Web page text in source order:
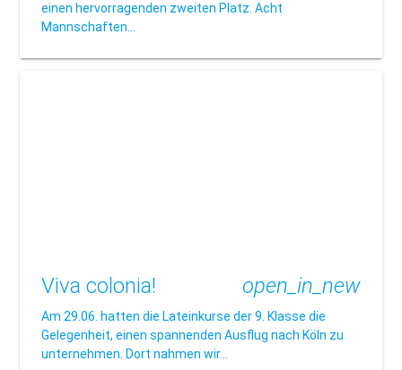
einen hervorragenden zweiten Platz. Acht
Mannschaften…
Viva colonia! open_in_new
Am 29.06. hatten die Lateinkurse der 9. Klasse die
Gelegenheit, einen spannenden Ausflug nach Köln zu
unternehmen. Dort nahmen wir…